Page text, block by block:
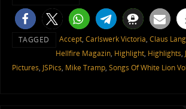
TAGGED Accept, Carlswerk Victoria, Claus
Hellfire Magazin, Highlight, Highlights,
Pictures, JSPics, Mike Tramp, Songs Of White Lion